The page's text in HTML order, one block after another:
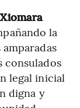
la
consulados
legal inicial
digna y